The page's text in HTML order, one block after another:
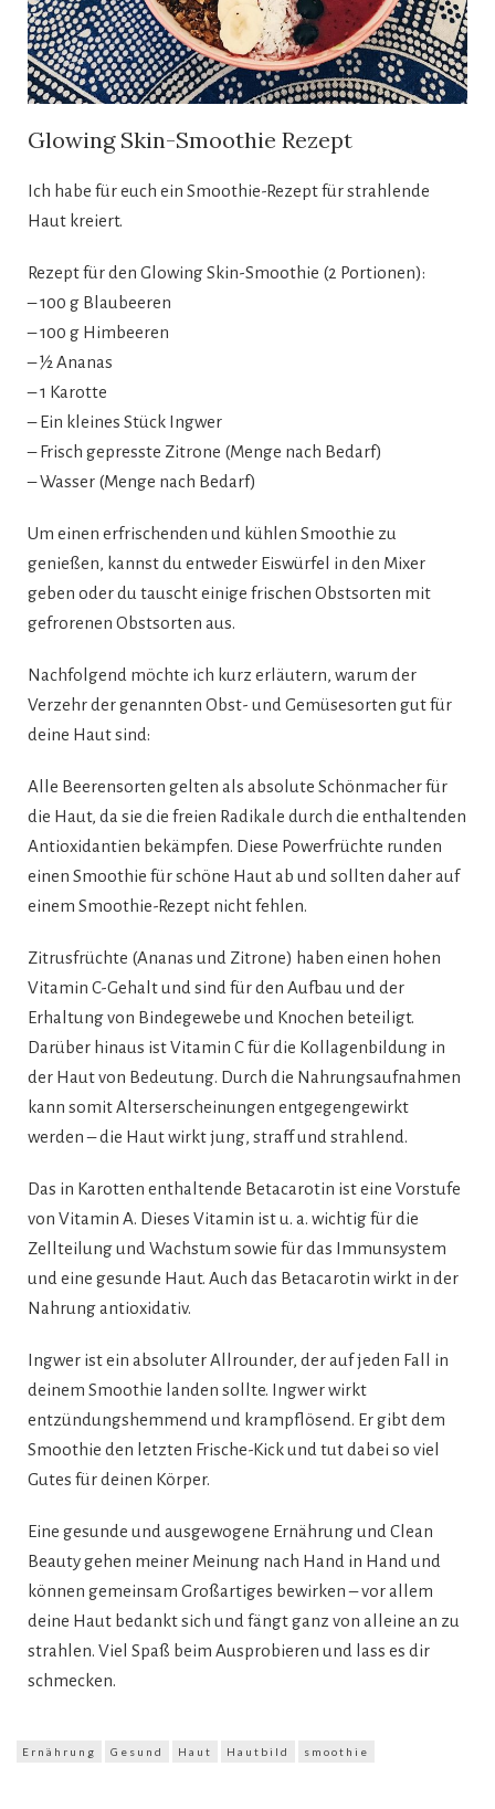
Glowing Skin-Smoothie Rezept
Ich habe für euch ein Smoothie-Rezept für strahlende
Haut kreiert.
Rezept für den Glowing Skin-Smoothie (2 Portionen):
– 100 g Blaubeeren
– 100 g Himbeeren
– ½ Ananas
– 1 Karotte
– Ein kleines Stück Ingwer
– Frisch gepresste Zitrone (Menge nach Bedarf)
– Wasser (Menge nach Bedarf)
Um einen erfrischenden und kühlen Smoothie zu
genießen, kannst du entweder Eiswürfel in den Mixer
geben oder du tauscht einige frischen Obstsorten mit
gefrorenen Obstsorten aus.
Nachfolgend möchte ich kurz erläutern, warum der
Verzehr der genannten Obst- und Gemüsesorten gut für
deine Haut sind:
Alle Beerensorten gelten als absolute Schönmacher für
die Haut, da sie die freien Radikale durch die enthaltenden
Antioxidantien bekämpfen. Diese Powerfrüchte runden
einen Smoothie für schöne Haut ab und sollten daher auf
einem Smoothie-Rezept nicht fehlen.
Zitrusfrüchte (Ananas und Zitrone) haben einen hohen
Vitamin C-Gehalt und sind für den Aufbau und der
Erhaltung von Bindegewebe und Knochen beteiligt.
Darüber hinaus ist Vitamin C für die Kollagenbildung in
der Haut von Bedeutung. Durch die Nahrungsaufnahmen
kann somit Alterserscheinungen entgegengewirkt
werden – die Haut wirkt jung, straff und strahlend.
Das in Karotten enthaltende Betacarotin ist eine Vorstufe
von Vitamin A. Dieses Vitamin ist u. a. wichtig für die
Zellteilung und Wachstum sowie für das Immunsystem
und eine gesunde Haut. Auch das Betacarotin wirkt in der
Nahrung antioxidativ.
Ingwer ist ein absoluter Allrounder, der auf jeden Fall in
deinem Smoothie landen sollte. Ingwer wirkt
entzündungshemmend und krampflösend. Er gibt dem
Smoothie den letzten Frische-Kick und tut dabei so viel
Gutes für deinen Körper.
Eine gesunde und ausgewogene Ernährung und Clean
Beauty gehen meiner Meinung nach Hand in Hand und
können gemeinsam Großartiges bewirken – vor allem
deine Haut bedankt sich und fängt ganz von alleine an zu
strahlen. Viel Spaß beim Ausprobieren und lass es dir
schmecken.
Ernährung Gesund Haut Hautbild smoothie